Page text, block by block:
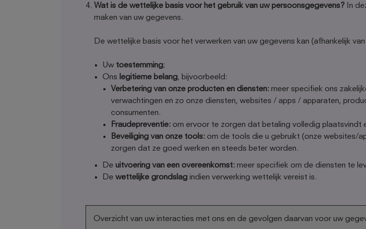
Wat is de wettelijke basis voor het gebruik van uw persoonsgegevens? In
maken van uw gegevens.
De wettelijke basis voor het verwerken van uw gegevens kan (afhankelijk
Uw toestemming;
Ons legitieme belang, bijvoorbeeld:
Verbetering van onze producten en diensten: meer specifiek ons
verwachtingen en zo onze diensten, websites / apps / apparaten,
consumenten.
Fraudepreventie: om ervoor te zorgen dat betaling volledig plaatsvindt
Beveiliging van onze tools: om de tools die u gebruikt (onze websites/
zorgen dat ze goed werken en steeds beter worden.
De uitvoering van een overeenkomst: meer specifiek om de diensten te
De wettelijke grondslag indien verwerking wettelijk vereist is.
Overzicht van uw interacties met ons en de gevolgen daarvan voor uw